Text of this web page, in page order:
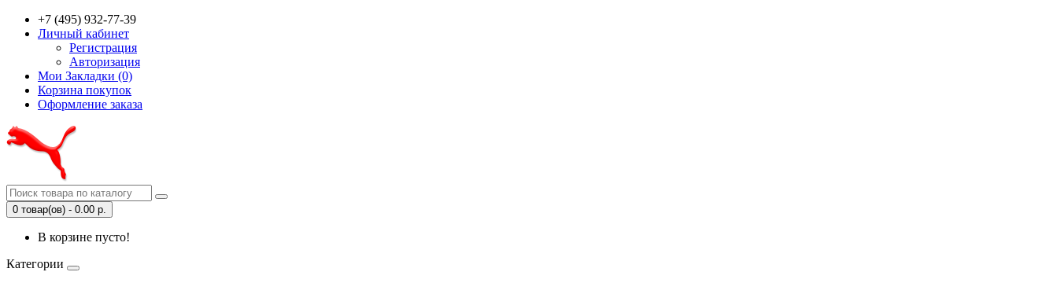
+7 (495) 932-77-39
Личный кабинет
Регистрация
Авторизация
Мои Закладки (0)
Корзина покупок
Оформление заказа
0 товар(ов) - 0.00 р.
В корзине пусто!
Категории